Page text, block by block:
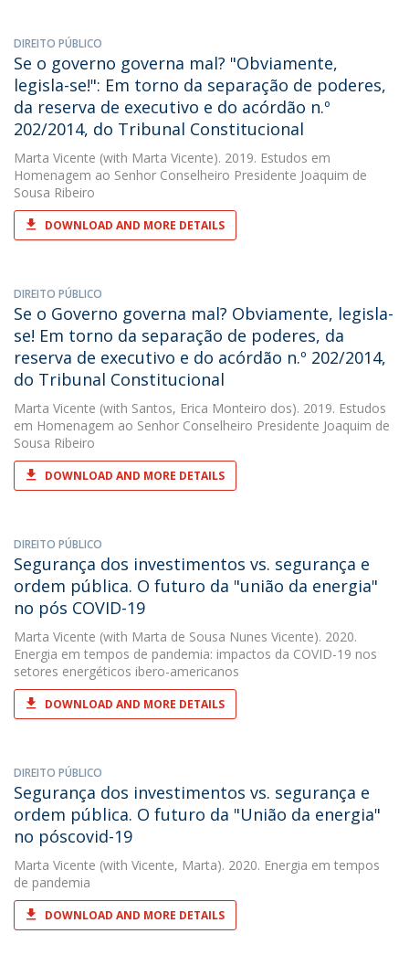
DIREITO PÚBLICO
Se o governo governa mal? "Obviamente,
legisla-se!": Em torno da separação de poderes,
da reserva de executivo e do acórdão n.º
202/2014, do Tribunal Constitucional
Marta Vicente (with Marta Vicente). 2019. Estudos em
Homenagem ao Senhor Conselheiro Presidente Joaquim de
Sousa Ribeiro
DOWNLOAD AND MORE DETAILS
DIREITO PÚBLICO
Se o Governo governa mal? Obviamente, legisla-
se! Em torno da separação de poderes, da
reserva de executivo e do acórdão n.º 202/2014,
do Tribunal Constitucional
Marta Vicente (with Santos, Erica Monteiro dos). 2019. Estudos
em Homenagem ao Senhor Conselheiro Presidente Joaquim de
Sousa Ribeiro
DOWNLOAD AND MORE DETAILS
DIREITO PÚBLICO
Segurança dos investimentos vs. segurança e
ordem pública. O futuro da "união da energia"
no pós COVID-19
Marta Vicente (with Marta de Sousa Nunes Vicente). 2020.
Energia em tempos de pandemia: impactos da COVID-19 nos
setores energéticos ibero-americanos
DOWNLOAD AND MORE DETAILS
DIREITO PÚBLICO
Segurança dos investimentos vs. segurança e
ordem pública. O futuro da "União da energia"
no póscovid-19
Marta Vicente (with Vicente, Marta). 2020. Energia em tempos
de pandemia
DOWNLOAD AND MORE DETAILS